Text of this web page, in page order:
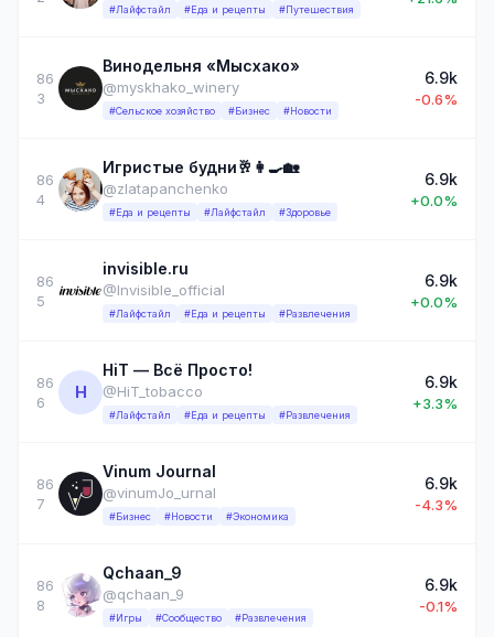
#Лайфстайл #Еда и рецепты #Путешествия
86
3
Винодельня «Мысхако»
@myskhako_winery
#Сельское хозяйство #Бизнес #Новости
6.9k
-0.6%
86
4
Игристые будни🥂👩‍🍳🏡
@zlatapanchenko
#Еда и рецепты #Лайфстайл #Здоровье
6.9k
+0.0%
86
5
invisible.ru
@Invisible_official
#Лайфстайл #Еда и рецепты #Развлечения
6.9k
+0.0%
86
6
H
HiT — Всё Просто!
@HiT_tobacco
#Лайфстайл #Еда и рецепты #Развлечения
6.9k
+3.3%
86
7
Vinum Journal
@vinumJo_urnal
#Бизнес #Новости #Экономика
6.9k
-4.3%
86
8
Qchaan_9
@qchaan_9
#Игры #Сообщество #Развлечения
6.9k
-0.1%